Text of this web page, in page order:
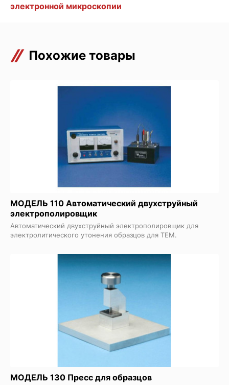
электронной микроскопии
Похожие товары
МОДЕЛЬ 110 Автоматический двухструйный
электрополировщик
Автоматический двухструйный электрополировщик для
электролитического утонения образцов для ТЕМ.
МОДЕЛЬ 130 Пресс для образцов